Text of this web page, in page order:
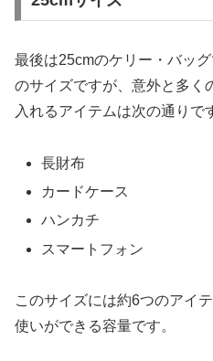
最後は25cmのケリー・バッ
のサイズですが、意外と多く
入れるアイテムは次の通りで
長財布
カードケース
ハンカチ
スマートフォン
このサイズには約6つのアイ
使いができる容量です。